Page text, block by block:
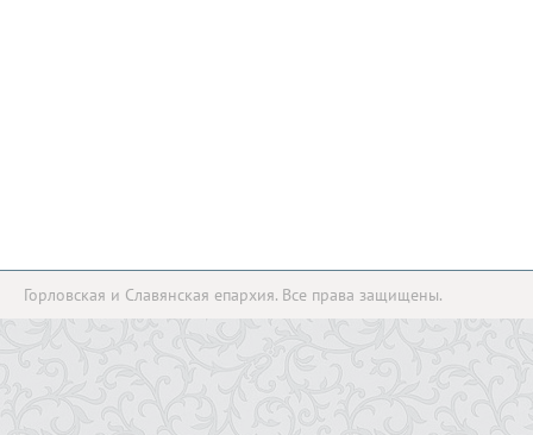
Горловская и Славянская епархия. Все права защищены.